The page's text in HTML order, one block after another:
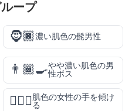
ープ
🧔🏿濃い肌色の髭男性
👨🏾‍🍳やや濃い肌色の男
性ボス
💁🏽‍♀️肌色の女性の手を傾け
る